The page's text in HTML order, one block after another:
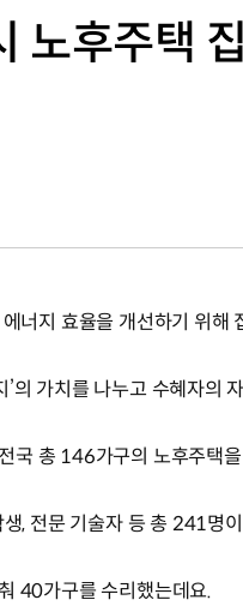
노후주택
너지 효율을 개선하기 위해
의 가치를 나누고 수혜자의
국 총 146가구의 노후주택
, 전문 기술자 등 총 241명
40가구를 수리했는데요.